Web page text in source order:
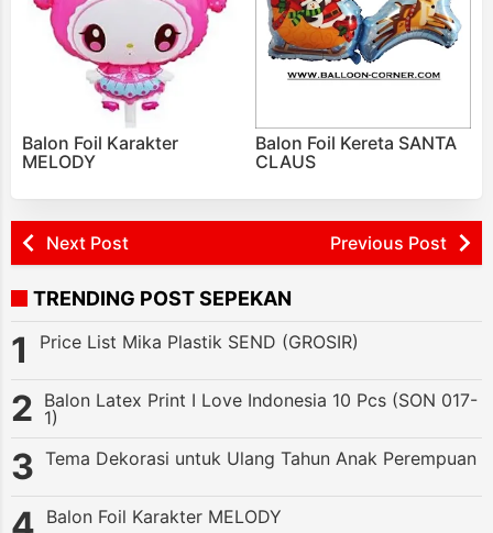
Balon Foil Karakter
MELODY
Balon Foil Kereta SANTA
CLAUS
Next Post Previous Post
TRENDING POST SEPEKAN
Price List Mika Plastik SEND (GROSIR)
Balon Latex Print I Love Indonesia 10 Pcs (SON 017-
1)
Tema Dekorasi untuk Ulang Tahun Anak Perempuan
Balon Foil Karakter MELODY